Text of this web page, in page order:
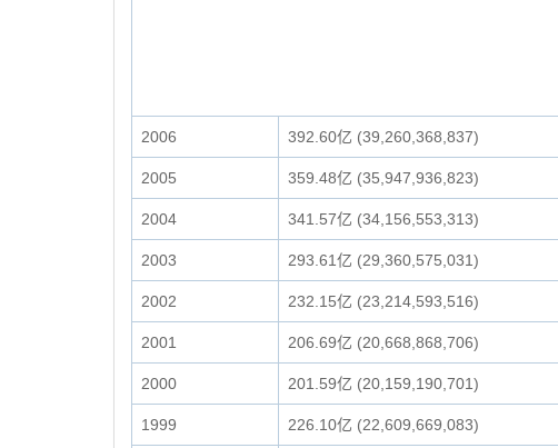
2006 392.60亿 (39,260,368,837)
2005 359.48亿 (35,947,936,823)
2004 341.57亿 (34,156,553,313)
2003 293.61亿 (29,360,575,031)
2002 232.15亿 (23,214,593,516)
2001 206.69亿 (20,668,868,706)
2000 201.59亿 (20,159,190,701)
1999 226.10亿 (22,609,669,083)